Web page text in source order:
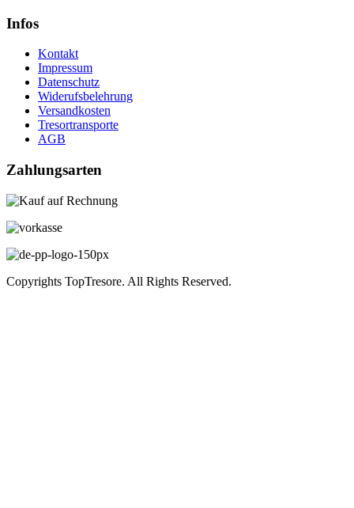
Infos
Kontakt
Impressum
Datenschutz
Widerufsbelehrung
Versandkosten
Tresortransporte
AGB
Zahlungsarten
Copyrights TopTresore. All Rights Reserved.